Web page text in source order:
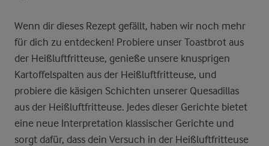
Wenn dir dieses Rezept gefällt, haben wir noch mehr
für dich zu entdecken! Probiere unser Toastbrot aus
der Heißluftfritteuse, genieße unsere knusprigen
Kartoffelspalten aus der Heißluftfritteuse, und
probiere die käsigen Schichten unserer Quesadillas
aus der Heißluftfritteuse. Jedes dieser Gerichte bietet
eine neue Interpretation klassischer Gerichte und
sorgt dafür, dass dein Versuch in der Heißluftfritteuse